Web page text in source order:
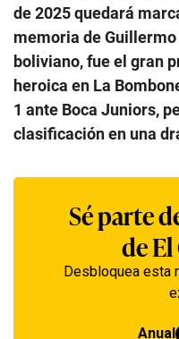
de 2025 quedará
memoria de Guillermo
boliviano, fue el gran
heroica en La
1 ante Boca Juniors,
clasificación en una